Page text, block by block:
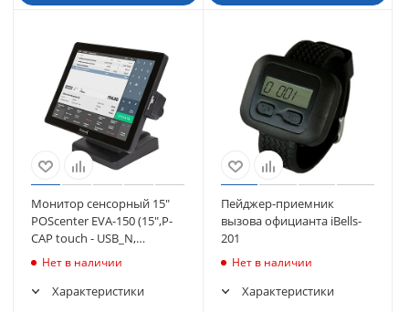
Монитор сенсорный 15"
POScenter EVA-150 (15",P-
CAP touch - USB_N,
MSR_JPOS, 3м каб.) черный
Нет в наличии
Характеристики
Пейджер-приемник
вызова официанта iBells-
201
Нет в наличии
Характеристики